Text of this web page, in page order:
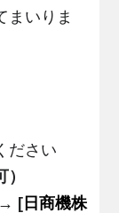
まいりま
ださい
→ [日商機株